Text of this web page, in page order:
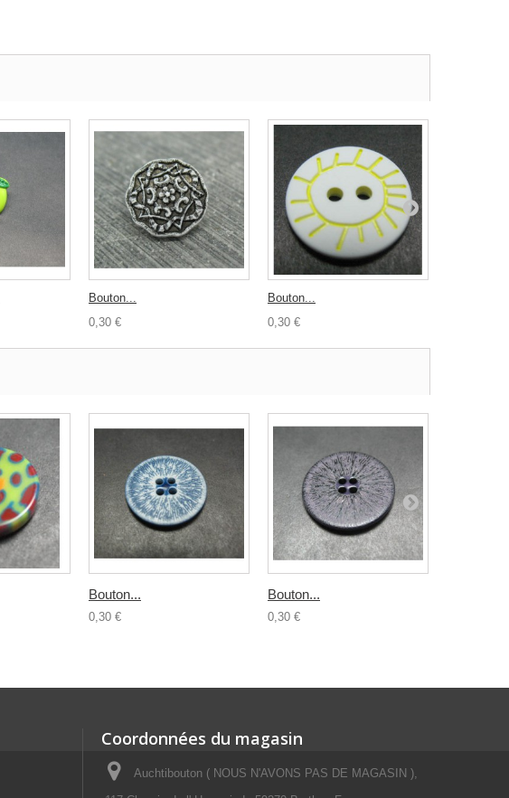
Bouton...
0,30 €
Bouton...
0,30 €
Bouton...
0,30 €
Bouton...
0,30 €
Coordonnées du magasin
Auchtibouton ( NOUS N'AVONS PAS DE MAGASIN ),